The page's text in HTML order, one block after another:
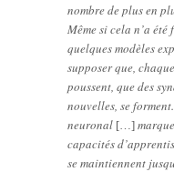
nombre de plus en
Même si cela n’a
quelques modèles
supposer que,
poussent, que des
nouvelles, se
neuronal […]
capacités
se maintiennent